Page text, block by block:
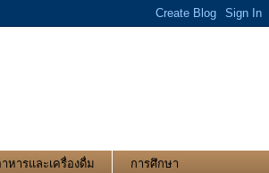
าหารและเครื่องดื่ม การศึกษา